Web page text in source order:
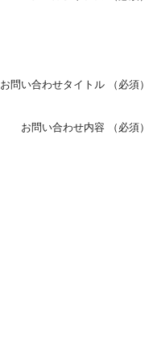
お問い合わせタイトル （必須）
お問い合わせ内容 （必須）